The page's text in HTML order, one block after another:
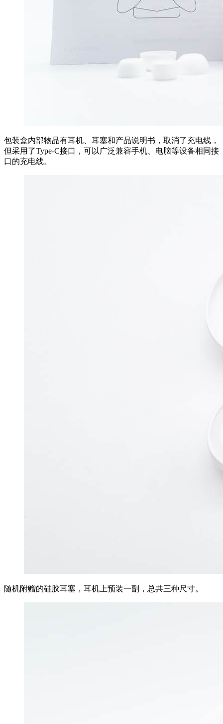
包装盒内部物品有耳机、耳塞和产品说明书，取消了充电线，
但采用了Type-C接口，可以广泛兼容手机、电脑等设备相同接
口的充电线。
随机附赠的硅胶耳塞，耳机上预装一副，总共三种尺寸。